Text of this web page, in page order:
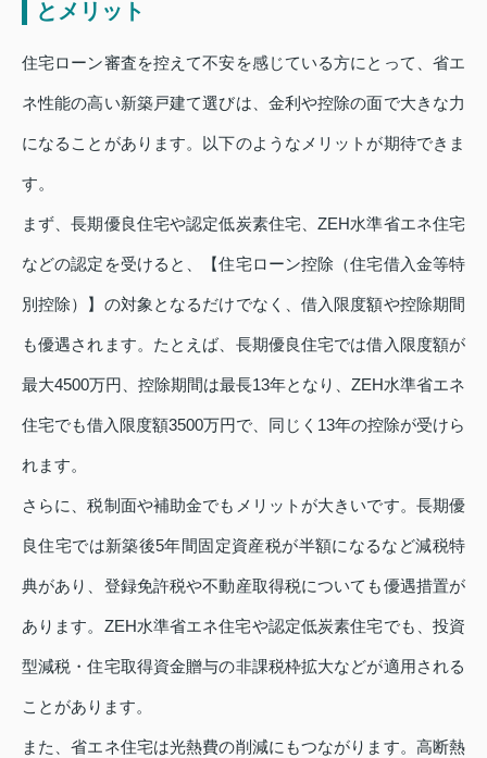
とメリット
住宅ローン審査を控えて不安を感じている方にとって、省エ
ネ性能の高い新築戸建て選びは、金利や控除の面で大きな力
になることがあります。以下のようなメリットが期待できま
す。
まず、長期優良住宅や認定低炭素住宅、ZEH水準省エネ住宅
などの認定を受けると、【住宅ローン控除（住宅借入金等特
別控除）】の対象となるだけでなく、借入限度額や控除期間
も優遇されます。たとえば、長期優良住宅では借入限度額が
最大4500万円、控除期間は最長13年となり、ZEH水準省エネ
住宅でも借入限度額3500万円で、同じく13年の控除が受けら
れます。
さらに、税制面や補助金でもメリットが大きいです。長期優
良住宅では新築後5年間固定資産税が半額になるなど減税特
典があり、登録免許税や不動産取得税についても優遇措置が
あります。ZEH水準省エネ住宅や認定低炭素住宅でも、投資
型減税・住宅取得資金贈与の非課税枠拡大などが適用される
ことがあります。
また、省エネ住宅は光熱費の削減にもつながります。高断熱